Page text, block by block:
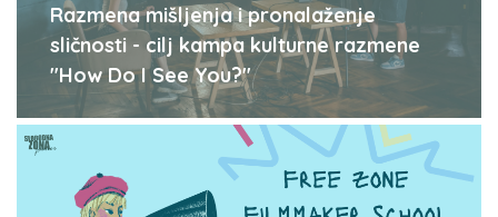
Razmena mišljenja i pronalaženje
sličnosti - cilj kampa kulturne razmene
"How Do I See You?"